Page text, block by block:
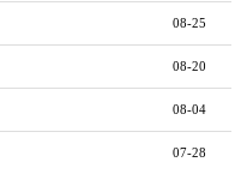
08-25
08-20
08-04
07-28